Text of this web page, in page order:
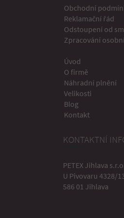
Obchodní
Reklamační řád
Odstoupení od
Zpracování
Úvod
O firmě
Náhradní plnění
Velikosti
Blog
Kontakt
KONTAKTNÍ
PETEX Jihlava
U Pivovaru 4328/
586 01 Jihlava